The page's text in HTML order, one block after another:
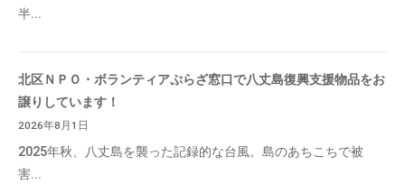
半...
北区ＮＰＯ・ボランティアぷらざ窓口で八丈島復興支援物品をお
譲りしています！
2026年8月1日
2025年秋、八丈島を襲った記録的な台風。島のあちこちで被
害...